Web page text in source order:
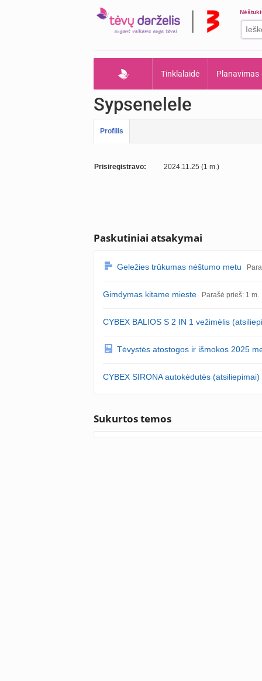
Tinklalaidė Planavimas
Sypsenelele
Profilis
Prisiregistravo: 2024.11.25 (1 m.)
Paskutiniai atsakymai
Geležies trūkumas nėštumo metu
Gimdymas kitame mieste Parašė prieš: 1 m.
CYBEX BALIOS S 2 IN 1 vežimėlis
Tėvystės atostogos ir išmokos 2025
CYBEX SIRONA autokėdutės (atsiliepimai)
Sukurtos temos